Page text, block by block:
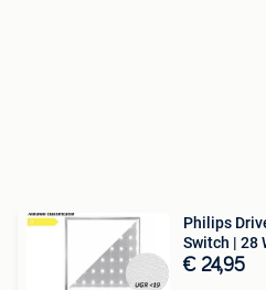
Philips
Switch | 28
€ 24,95